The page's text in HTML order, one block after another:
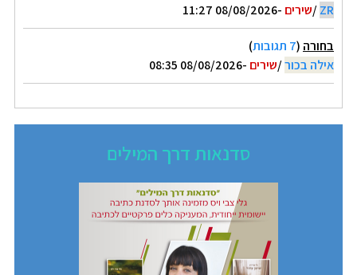
ZR
/שירים -08/08/2026 11:27
בחורה (7 תגובות
)
אילה בכור/שירים -08/08/2026 08:35
סדנאות דרך המילים